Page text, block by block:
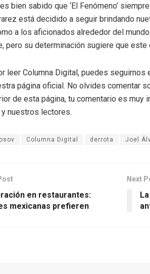
bien sabido que ‘El Fenómeno’
está decidido a seguir brindando
a los aficionados alrededor del
pero su determinación sugiere que este
leer Columna Digital, puedes seguirnos
página oficial. No olvides comentar
de esta página, tu comentario es muy
nuestros lectores.
Columna Digital derrota Joel
en restaurantes:
mexicanas prefieren
Next